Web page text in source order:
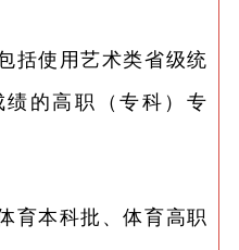
括使用艺术类省级统
的高职（专科）专
育本科批、体育高职